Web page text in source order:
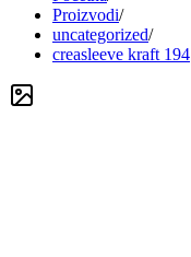
Proizvodi/
uncategorized/
creasleeve kraft 194